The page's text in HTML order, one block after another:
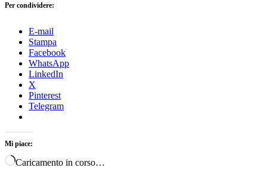
Per condividere:
E-mail
Stampa
Facebook
WhatsApp
LinkedIn
X
Pinterest
Telegram
Mi piace:
Caricamento in corso…